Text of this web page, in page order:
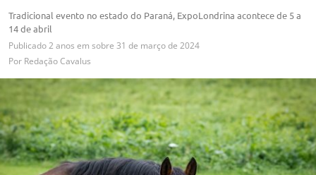
Tradicional evento no estado do Paraná, ExpoLondrina acontece de 5 a
14 de abril
Publicado2 anos em sobre 31 de março de 2024
Por Redação Cavalus